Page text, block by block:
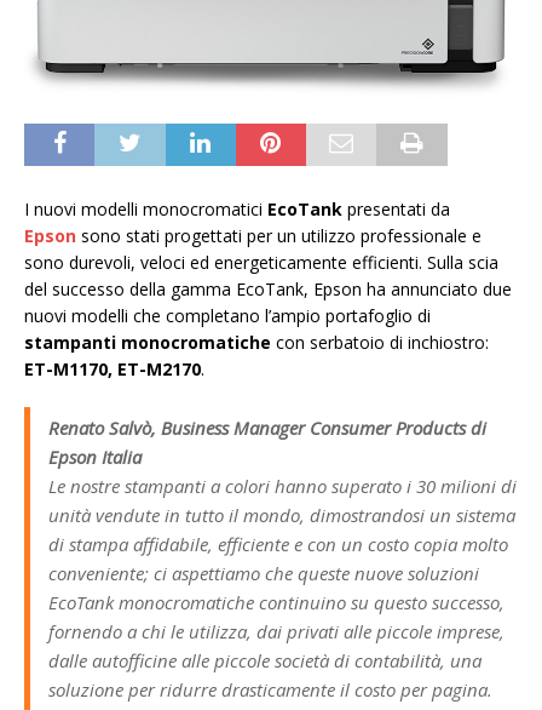
I nuovi modelli monocromatici EcoTank presentati da
Epson sono stati progettati per un utilizzo professionale e
sono durevoli, veloci ed energeticamente efficienti. Sulla scia
del successo della gamma EcoTank, Epson ha annunciato due
nuovi modelli che completano l’ampio portafoglio di
stampanti monocromatiche con serbatoio di inchiostro:
ET-M1170, ET-M2170.
Renato Salvò, Business Manager Consumer Products di
Epson Italia
Le nostre stampanti a colori hanno superato i 30 milioni di
unità vendute in tutto il mondo, dimostrandosi un sistema
di stampa affidabile, efficiente e con un costo copia molto
conveniente; ci aspettiamo che queste nuove soluzioni
EcoTank monocromatiche continuino su questo successo,
fornendo a chi le utilizza, dai privati alle piccole imprese,
dalle autofficine alle piccole società di contabilità, una
soluzione per ridurre drasticamente il costo per pagina.